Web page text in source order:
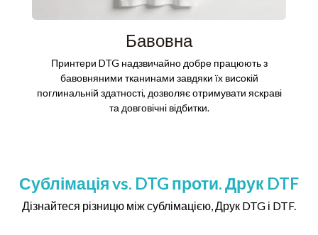
Бавовна
Принтери DTG надзвичайно добре працюють з
бавовняними тканинами завдяки їх високій
поглинальній здатності, дозволяє отримувати яскраві
та довговічні відбитки.
Сублімація vs. DTG проти. Друк DTF
Дізнайтеся різницю між сублімацією, Друк DTG і DTF.